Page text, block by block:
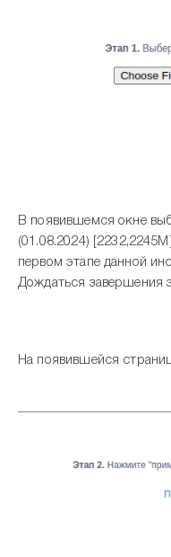
В появившемся окне
(01.08.2024)
первом этапе данной
Дождаться завершения
На появившейся